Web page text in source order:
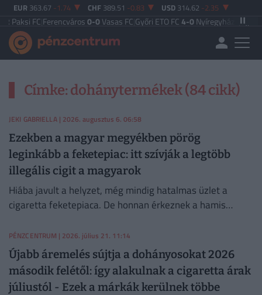
EUR 363.67 -1.74 CHF 389.51 -0.83 USD 314.62 -2.35
Paksi FC |Ferencváros0-0Vasas FC |Győri ETO FC4-0Nyíregyháza Újpest
Címke: dohánytermékek (84 cikk)
JEKI GABRIELLA| 2026. augusztus 6. 06:58
Ezekben a magyar megyékben pörög
leginkább a feketepiac: itt szívják a legtöbb
illegális cigit a magyarok
Hiába javult a helyzet, még mindig hatalmas üzlet a
cigaretta feketepiaca. De honnan érkeznek a hamis
feketepiac?
PÉNZCENTRUM | 2026. július 21. 11:14
Újabb áremelés sújtja a dohányosokat 2026
második felétől: így alakulnak a cigaretta árak
júliustól - Ezek a márkák kerülnek többe